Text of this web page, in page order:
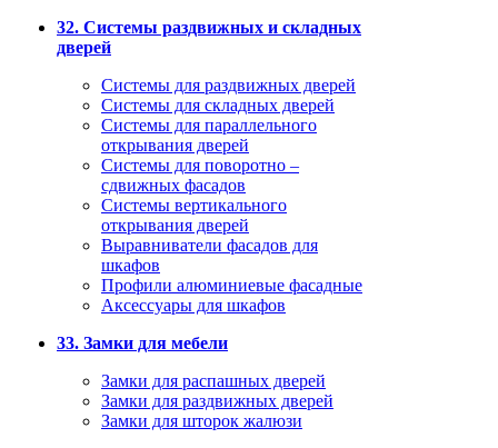
32. Системы раздвижных и складных
дверей
Системы для раздвижных дверей
Системы для складных дверей
Системы для параллельного
открывания дверей
Системы для поворотно –
сдвижных фасадов
Системы вертикального
открывания дверей
Выравниватели фасадов для
шкафов
Профили алюминиевые фасадные
Аксессуары для шкафов
33. Замки для мебели
Замки для распашных дверей
Замки для раздвижных дверей
Замки для шторок жалюзи